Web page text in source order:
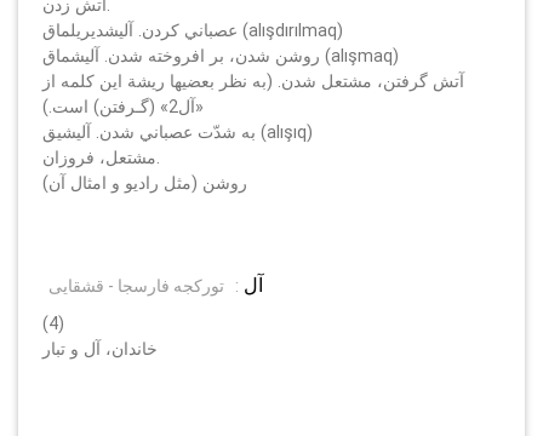
عصباني كردن. آليشديريلماق (alışdırılmaq)
روشن شدن، بر افروخته شدن. آليشماق (alışmaq)
آتش گرفتن، مشتعل شدن. (به نظر بعضيها ريشة اين كلمه از
«آل2» (گـرفتن) است.)
به شدّت عصباني شدن. آليشيق (alışıq)
روشن (مثل راديو و امثال آن)
آل : تورکجه فارسجا - قشقایی
(4)
خاندان، آل و تبار